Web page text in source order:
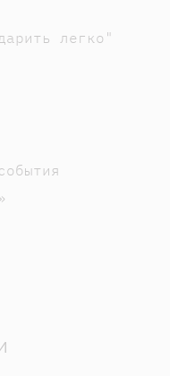
легко"